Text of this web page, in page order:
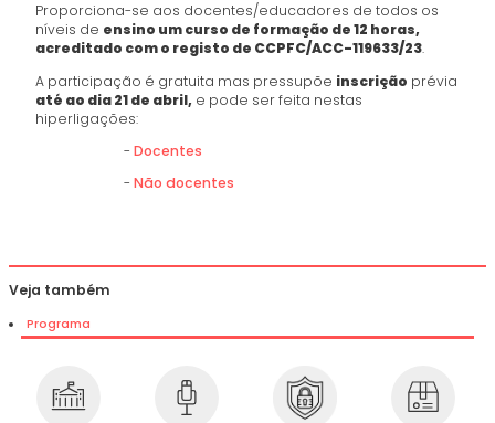
Proporciona-se aos docentes/educadores de todos os
níveis de ensino um curso de formação de 12 horas,
acreditado com o registo de CCPFC/ACC-119633/23.
A participação é gratuita mas pressupõe inscrição prévia
até ao dia 21 de abril, e pode ser feita nestas
hiperligações:
-Docentes
-Não docentes
Veja também
Programa